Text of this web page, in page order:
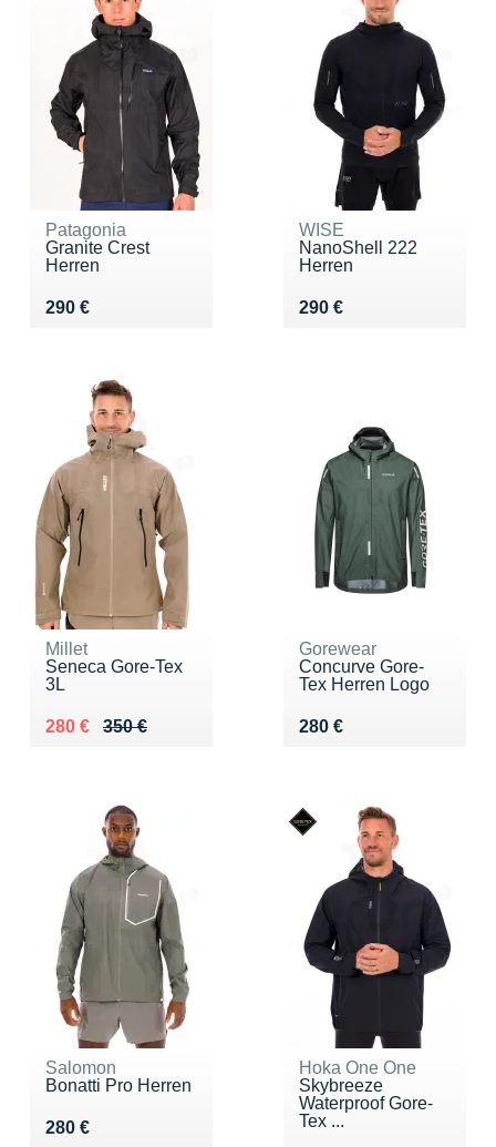
Patagonia
Granite Crest
Herren
290 €
Vendu 290 €
WISE
NanoShell 222
Herren
290 €
Vendu 290 €
Millet
Seneca Gore-Tex
3L
350 €
Au lieu de 350 €
280 €
Vendu 280 €
Gorewear
Concurve Gore-
Tex Herren Logo
280 €
Vendu 280 €
Salomon
Bonatti Pro Herren
280 €
Vendu 280 €
Hoka One One
Skybreeze
Waterproof Gore-
Tex ...